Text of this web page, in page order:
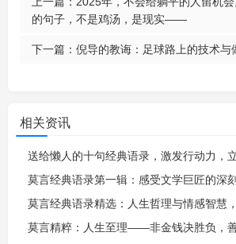
的句子，不是鸡汤，是现实——
下一篇： 倪导的教诲：足球路上的技术与
相关资讯
莫言经典语录第一辑：感受文学巨匠的深